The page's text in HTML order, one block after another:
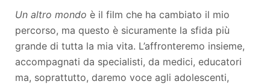
Un altro mondo è il film che ha cambiato il mio
percorso, ma questo è sicuramente la sfida più
grande di tutta la mia vita. L’affronteremo insieme,
accompagnati da specialisti, da medici, educatori
ma, soprattutto, daremo voce agli adolescenti,